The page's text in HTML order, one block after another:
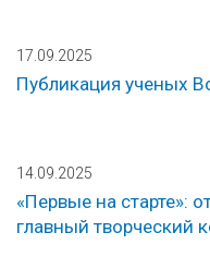
17.09.2025
Публикация ученых
14.09.2025
«Первые на старте»:
главный творческий